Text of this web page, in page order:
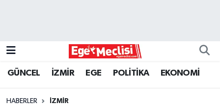
GÜNCEL İZMİR EGE POLİTİKA EKONOMİ
HABERLER İZMİR
GÜNCEL